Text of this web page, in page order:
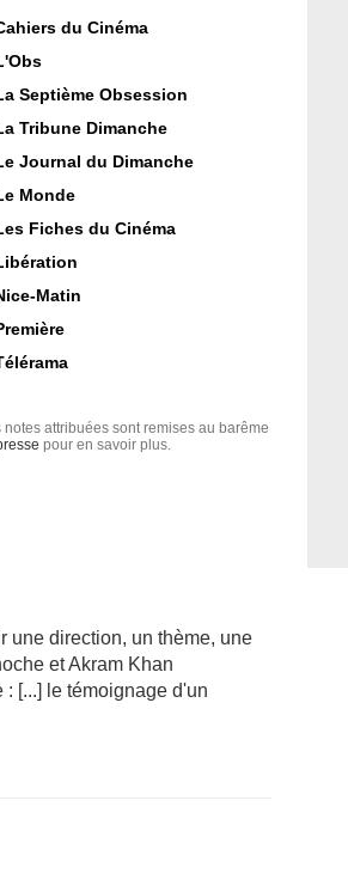
du Cinéma
Septième Obsession
Tribune Dimanche
Journal du Dimanche
Monde
Fiches du Cinéma
Matin
attribuées sont remises au barême
pour en savoir plus.
une direction, un thème, une
et Akram Khan
[...] le témoignage d'un